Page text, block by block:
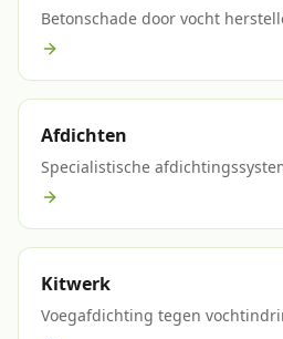
Betonschade door vocht
Afdichten
Specialistische
Kitwerk
Voegafdichting tegen